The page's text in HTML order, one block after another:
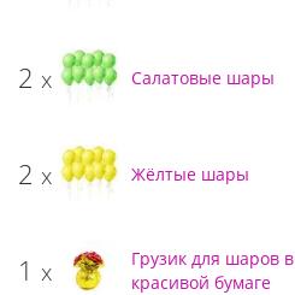
2 x Салатовые шары
2 x Жёлтые шары
1 x
Грузик для шаров в
красивой бумаге